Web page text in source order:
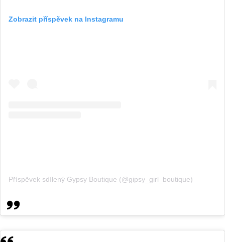
Zobrazit příspěvek na Instagramu
Příspěvek sdílený Gypsy Boutique (@gipsy_girl_boutique)